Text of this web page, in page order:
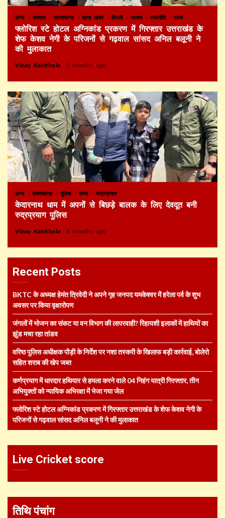
अन्य अपराध उत्तराखण्ड खास खबर दिल्ली भाजपा राजनीति राज्य
फ्लोरिश स्टे होटल अग्निकांड प्रकरण में गिरफ्तार उत्तराखंड के
शेफ केशव नेगी के परिजनों से गढ़वाल सांसद अनिल बलूनी ने
की मुलाकात
Vinay Kainthola 2 months ago
अन्य उत्तराखण्ड पुलिस राज्य रुद्रप्रयाग
केदारनाथ धाम में अपनों से बिछड़े बालक के लिए देवदूत बनी
रुद्रप्रयाग पुलिस
Vinay Kainthola 4 months ago
Recent Posts
BKTC के अध्यक्ष हेमंत त्रिवेदी ने अपने गृह जनपद यमकेश्वर में हरेला पर्व के शुभ
अवसर पर किया वृक्षारोपण
जंगलों में भोजन का संकट या वन विभाग की लापरवाही? रिहायशी इलाकों में हाथियों का
झुंड मचा रहा तांडव
वरिष्ठ पुलिस अधीक्षक पौड़ी के निर्देश पर नशा तस्करी के खिलाफ बड़ी कार्रवाई, बोलेरो
सहित शराब की खेप जब्त
कर्णप्रयाग में धारदार हथियार से हमला करने वाले 04 निहंग यात्री गिरफ्तार, तीन
अभियुक्तों को न्यायिक अभिरक्षा में भेजा गया जेल
फ्लोरिश स्टे होटल अग्निकांड प्रकरण में गिरफ्तार उत्तराखंड के शेफ केशव नेगी के
परिजनों से गढ़वाल सांसद अनिल बलूनी ने की मुलाकात
Live Cricket score
तिथि पंचांग